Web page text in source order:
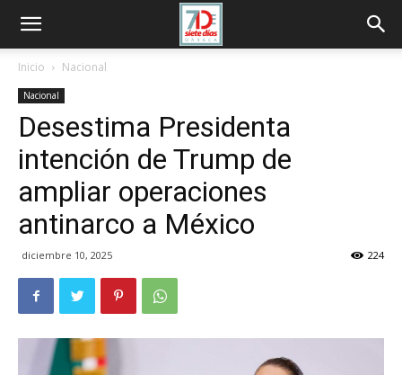
Inicio Nacional
Nacional
Desestima Presidenta
intención de Trump de
ampliar operaciones
antinarco a México
diciembre 10, 2025 224